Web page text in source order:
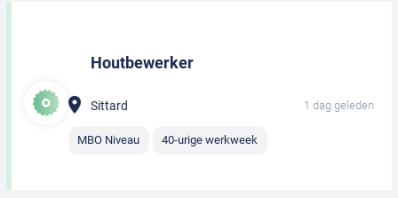
Houtbewerker
Sittard 1 dag geleden
MBO Niveau 40-urige werkweek